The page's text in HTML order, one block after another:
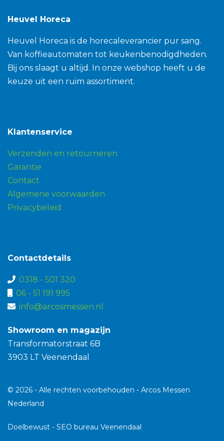
Heuvel Horeca
Heuvel Horeca is de horecaleverancier pur sang.
Van koffieautomaten tot keukenbenodigdheden.
Bij ons slaagt u altijd. In onze webshop heeft u de
keuze uit een ruim assortiment.
Klantenservice
Verzenden en retourneren
Garantie
Contact
Algemene voorwaarden
Privacybeleid
Contactdetails
0318 - 501 320
06 - 51 191 995
info@arcosmessen.nl
Showroom en magazijn
Transformatorstraat 6B
3903 LT Veenendaal
© 2026 - Alle rechten voorbehouden - Arcos Messen
Nederland
Doelbewust - SEO bureau Veenendaal